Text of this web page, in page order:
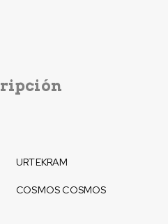
URTEKRAM
COSMOS COSMOS